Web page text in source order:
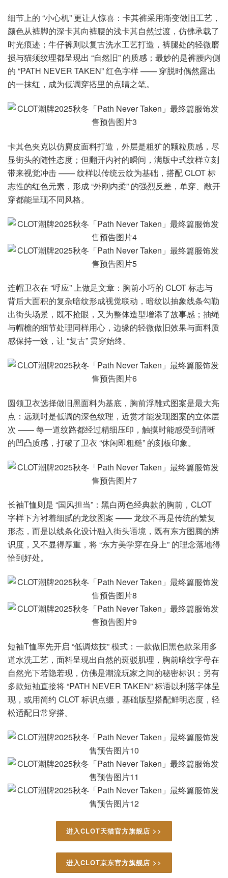
细节上的 “小心机” 更让人惊喜：卡其裤采用渐变做旧工艺，
颜色从裤脚的深卡其向裤腰的浅卡其自然过渡，仿佛承载了
时光痕迹；牛仔裤则以复古洗水工艺打造，裤腿处的轻微磨
损与猫须纹理都呈现出 “自然旧” 的质感；最妙的是裤腰内侧
的 “PATH NEVER TAKEN” 红色字样 —— 穿脱时偶然露出
的一抹红，成为低调穿搭里的点睛之笔。
卡其色夹克以仿麂皮面料打造，外层是粗犷的颗粒质感，尽
显街头的随性态度；但翻开内衬的瞬间，满版中式纹样立刻
带来视觉冲击 —— 纹样以传统云纹为基础，搭配 CLOT 标
志性的红色元素，形成 “外刚内柔” 的强烈反差，单穿、敞开
穿都能呈现不同风格。
连帽卫衣在 “呼应” 上做足文章：胸前小巧的 CLOT 标志与
背后大面积的复杂暗纹形成视觉联动，暗纹以抽象线条勾勒
出街头场景，既不抢眼，又为整体造型增添了故事感；抽绳
与帽檐的细节处理同样用心，边缘的轻微做旧效果与面料质
感保持一致，让 “复古” 贯穿始终。
圆领卫衣选择做旧黑面料为基底，胸前浮雕式图案是最大亮
点：远观时是低调的深色纹理，近赏才能发现图案的立体层
次 —— 每一道纹路都经过精细压印，触摸时能感受到清晰
的凹凸质感，打破了卫衣 “休闲即粗糙” 的刻板印象。
长袖T恤则是 “国风担当”：黑白两色经典款的胸前，CLOT
字样下方衬着细腻的龙纹图案 —— 龙纹不再是传统的繁复
形态，而是以线条化设计融入街头语境，既有东方图腾的辨
识度，又不显得厚重，将 “东方美学穿在身上” 的理念落地得
恰到好处。
短袖T恤率先开启 “低调炫技” 模式：一款做旧黑色款采用多
道水洗工艺，面料呈现出自然的斑驳肌理，胸前暗纹字母在
自然光下若隐若现，仿佛是潮流玩家之间的秘密标识；另有
多款短袖直接将 “PATH NEVER TAKEN” 标语以利落字体呈
现，或用简约 CLOT 标识点缀，基础版型搭配鲜明态度，轻
松适配日常穿搭。
进入CLOT天猫官方旗舰店 >>
进入CLOT京东官方旗舰店 >>